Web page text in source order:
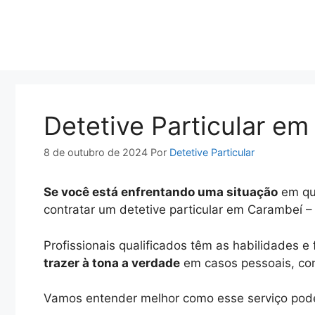
Detetive Particular em
8 de outubro de 2024 Por Detetive Particular
Se você está enfrentando uma situação em
contratar um detetive particular em Carambeí
Profissionais qualificados têm as habilidades
trazer à tona a verdade em casos pessoais,
Vamos entender melhor como esse serviço